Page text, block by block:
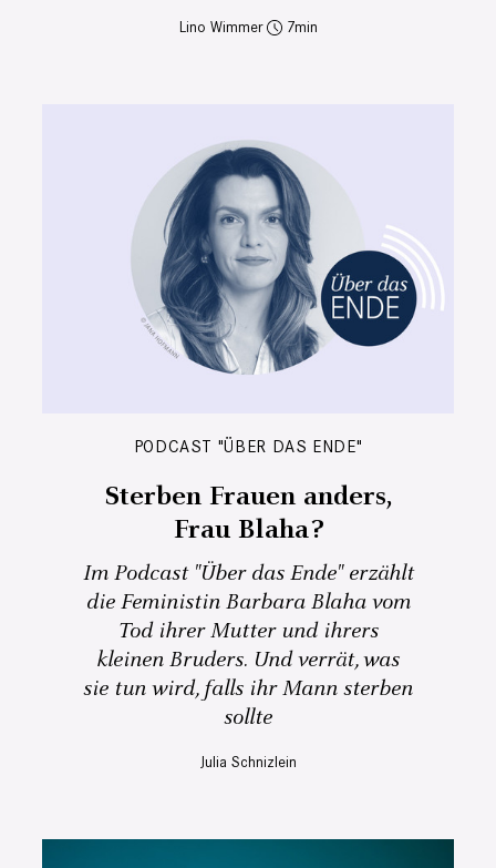
Lino Wimmer 7
PODCAST "ÜBER DAS ENDE"
Sterben Frauen anders,
Frau Blaha?
Im Podcast "Über das Ende" erzählt
die Feministin Barbara Blaha vom
Tod ihrer Mutter und ihrers
kleinen Bruders. Und verrät, was
sie tun wird, falls ihr Mann sterben
sollte
Julia Schnizlein